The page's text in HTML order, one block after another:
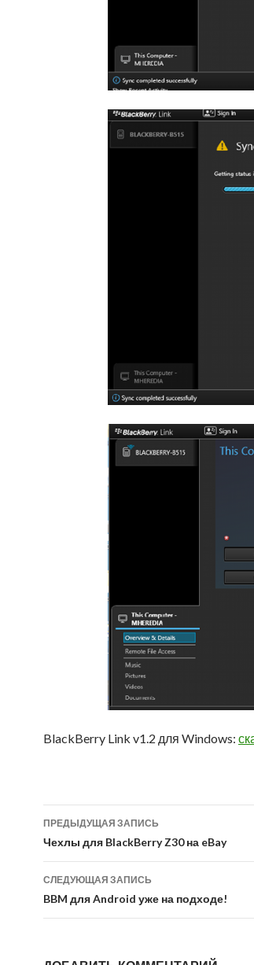
BlackBerry Link v1.2 для Windows:
Навигация
по
записям
ПРЕДЫДУЩАЯ ЗАПИСЬ
Чехлы для BlackBerry Z30 на eBay
СЛЕДУЮЩАЯ ЗАПИСЬ
BBM для Android уже на подходе!